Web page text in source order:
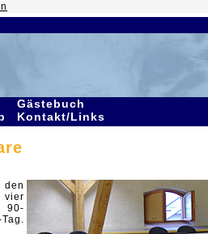
Gästebuch
Kontakt/Links
den
90-